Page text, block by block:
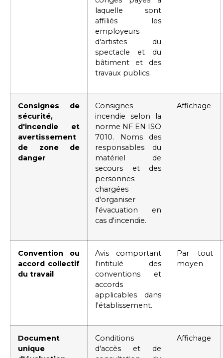
laquelle sont
affiliés les
employeurs
d'artistes du
spectacle et du
bâtiment et des
travaux publics.
Consignes de
sécurité,
d'incendie et
avertissement
de zone de
danger
Consignes
incendie selon la
norme NF EN ISO
7010. Noms des
responsables du
matériel de
secours et des
personnes
chargées
d'organiser
l'évacuation en
cas d'incendie.
Affichage
Convention ou
accord collectif
du travail
Avis comportant
l'intitulé des
conventions et
accords
applicables dans
l'établissement.
Par tout
moyen
Document
unique
Conditions
d'accès et de
Affichage